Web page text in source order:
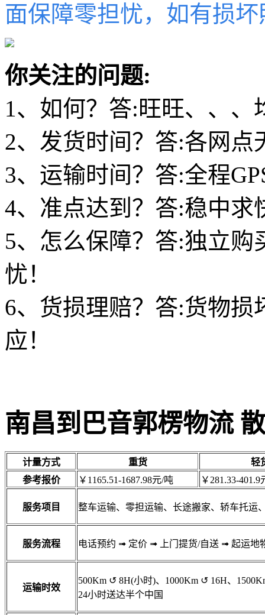
面保障零担忧，如有损
你关注的问题:
1、如何？答:旺旺、、、
2、发货时间？答:各网点
3、运输时间？答:全程
4、准点达到？答:稳中求
5、怎么保障？答:独立
忧！
6、货损理赔？答:货物损
应！
南昌到巴音郭楞物流
计量方式 重货
轻
参考报价
￥1165.51-1687.98元/吨 ￥281.33-401.9
服务项目 整车运输、零担运输、长途搬家、轿车托运
服务流程 电话预约 ➟ 定价 ➟ 上门提货/自送 ➟ 起运地
运输时效
500Km ↺ 8H(小时)、1000Km ↺ 16H、
24小时送达半个中国